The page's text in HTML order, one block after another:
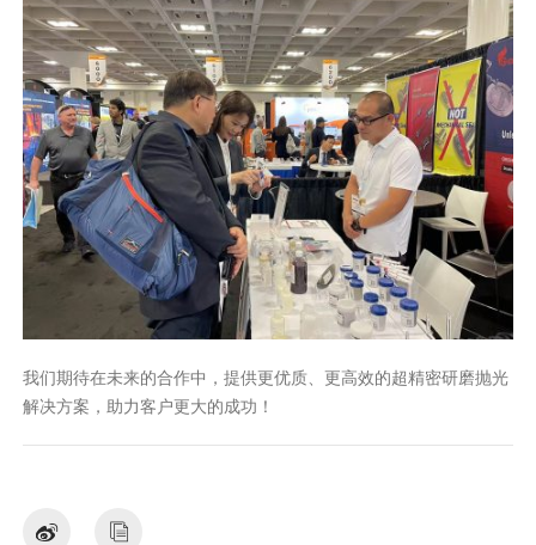
我们期待在未来的合作中，提供更优质、更高效的超精密研磨抛光
解决方案，助力客户更大的成功！